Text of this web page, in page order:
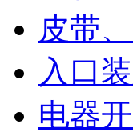
皮带
入口
电器